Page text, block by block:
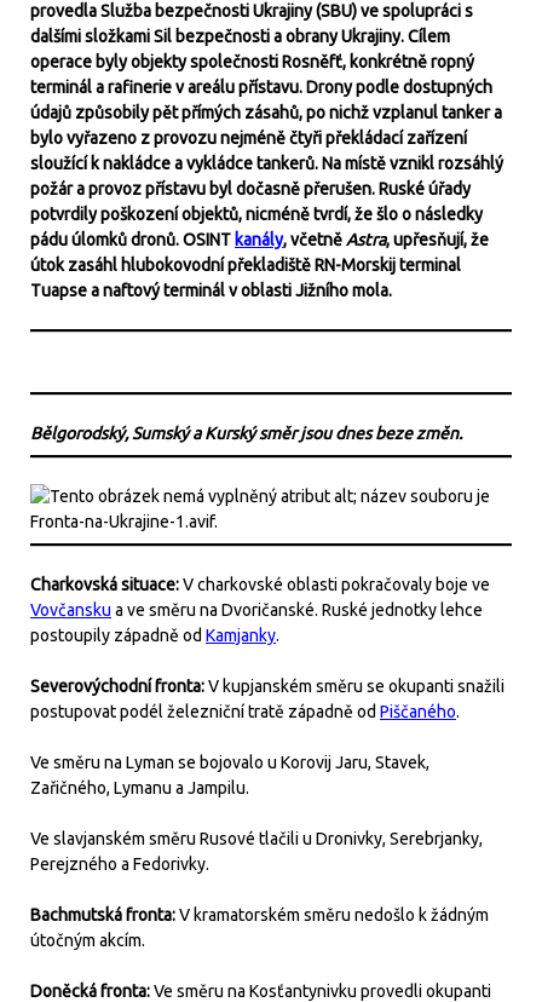
provedla Služba bezpečnosti Ukrajiny (SBU) ve spolupráci s
dalšími složkami Sil bezpečnosti a obrany Ukrajiny. Cílem
operace byly objekty společnosti Rosněfť, konkrétně ropný
terminál a rafinerie v areálu přístavu. Drony podle dostupných
údajů způsobily pět přímých zásahů, po nichž vzplanul tanker a
bylo vyřazeno z provozu nejméně čtyři překládací zařízení
sloužící k nakládce a vykládce tankerů. Na místě vznikl rozsáhlý
požár a provoz přístavu byl dočasně přerušen. Ruské úřady
potvrdily poškození objektů, nicméně tvrdí, že šlo o následky
pádu úlomků dronů. OSINT kanály, včetněAstra, upřesňují, že
útok zasáhl hlubokovodní překladiště RN-Morskij terminal
Tuapse a naftový terminál v oblasti Jižního mola.
Bělgorodský, Sumský a Kurský směr jsou dnes beze změn.
Charkovská situace:V charkovské oblasti pokračovaly boje ve
Vovčansku a ve směru na Dvoričanské. Ruské jednotky lehce
postoupily západně od Kamjanky.
Severovýchodní fronta:V kupjanském směru se okupanti snažili
postupovat podél železniční tratě západně od Piščaného.
Ve směru na Lyman se bojovalo u Korovij Jaru, Stavek,
Zařičného, Lymanu a Jampilu.
Ve slavjanském směru Rusové tlačili u Dronivky, Serebrjanky,
Perejzného a Fedorivky.
Bachmutská fronta:V kramatorském směru nedošlo k žádným
útočným akcím.
Doněcká fronta:Ve směru na Kosťantynivku provedli okupanti